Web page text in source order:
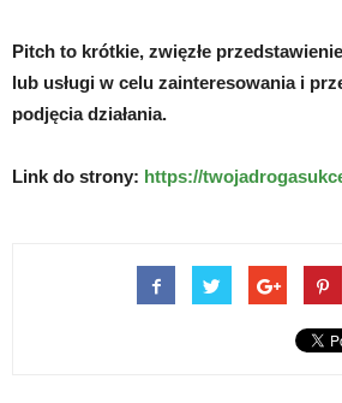
Pitch to krótkie, zwięzłe
lub usługi w celu zainteresowania i
podjęcia działania.
Link do strony: https://